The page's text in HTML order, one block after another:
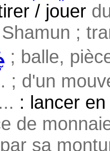
/ jouer
;
; balle,
; d'un
: lancer
de
sa